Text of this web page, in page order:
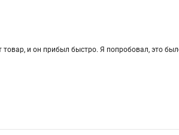
товар, и он прибыл быстро. Я попробовал, это